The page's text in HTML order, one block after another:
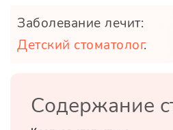
Заболевание лечит:
Детский стоматолог.
Содержание